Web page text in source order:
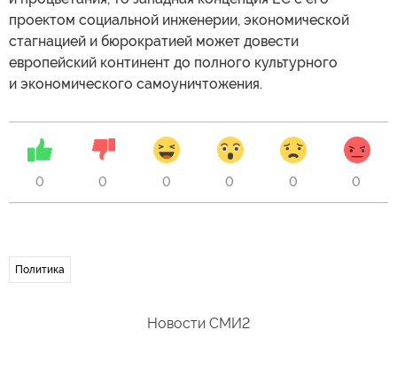
проектом социальной инженерии, экономической
стагнацией и бюрократией может довести
европейский континент до полного культурного
и экономического самоуничтожения.
0 0 0 0 0 0
Политика
Новости СМИ2